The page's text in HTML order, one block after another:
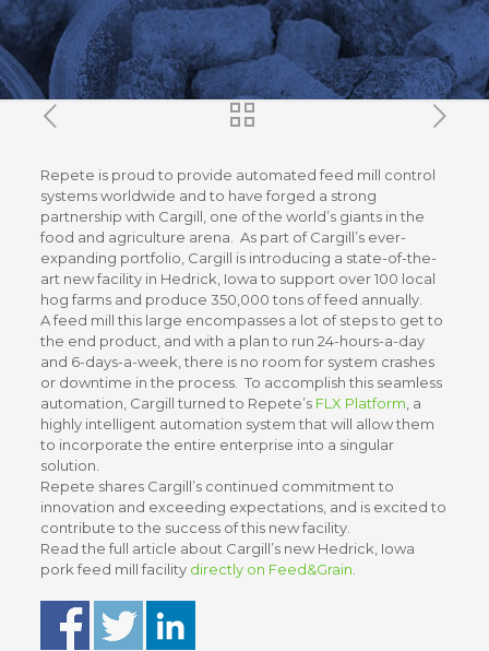
Repete is proud to provide automated feed mill control
systems worldwide and to have forged a strong
partnership with Cargill, one of the world’s giants in the
food and agriculture arena. As part of Cargill’s ever-
expanding portfolio, Cargill is introducing a state-of-the-
art new facility in Hedrick, Iowa to support over 100 local
hog farms and produce 350,000 tons of feed annually.
A feed mill this large encompasses a lot of steps to get to
the end product, and with a plan to run 24-hours-a-day
and 6-days-a-week, there is no room for system crashes
or downtime in the process. To accomplish this seamless
automation, Cargill turned to Repete’s FLX Platform , a
highly intelligent automation system that will allow them
to incorporate the entire enterprise into a singular
solution.
Repete shares Cargill’s continued commitment to
innovation and exceeding expectations, and is excited to
contribute to the success of this new facility.
Read the full article about Cargill’s new Hedrick, Iowa
pork feed mill facility directly on Feed&Grain